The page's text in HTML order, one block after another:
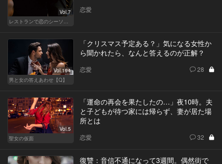
Vol.7
レストランで恋のシーソーゲーム（WOMAN）
恋愛
Vol.194
男と女の答えあわせ【Q】
「クリスマス予定ある？」気になる女性か
ら聞かれたら、なんと答えるのが正解？
恋愛 28
Vol.5
聖女の仮面
「運命の再会を果たしたの…」夜10時。夫
と子どもが待つ家には帰らず、妻が居た場
所とは
恋愛 32
復讐：音信不通になって3週間。偶然街で